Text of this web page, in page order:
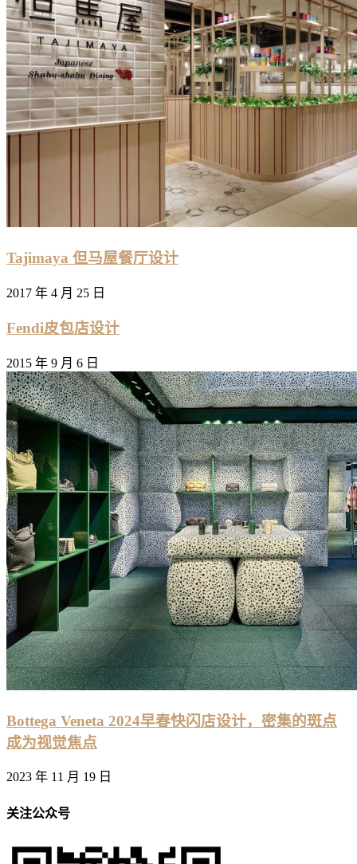
Tajimaya 但马屋餐厅设计
2017 年 4 月 25 日
Fendi皮包店设计
2015 年 9 月 6 日
Bottega Veneta 2024早春快闪店设计，密集的斑点
成为视觉焦点
2023 年 11 月 19 日
关注公众号